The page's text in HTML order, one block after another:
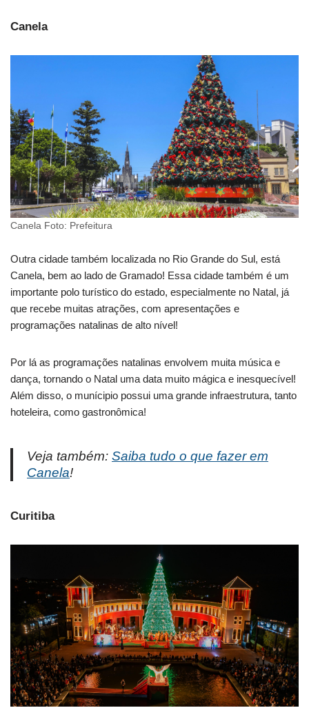
Canela
Canela Foto: Prefeitura
Outra cidade também localizada no Rio Grande do Sul, está
Canela, bem ao lado de Gramado! Essa cidade também é um
importante polo turístico do estado, especialmente no Natal, já
que recebe muitas atrações, com apresentações e
programações natalinas de alto nível!
Por lá as programações natalinas envolvem muita música e
dança, tornando o Natal uma data muito mágica e inesquecível!
Além disso, o munícipio possui uma grande infraestrutura, tanto
hoteleira, como gastronômica!
Veja também: Saiba tudo o que fazer em
Canela!
Curitiba